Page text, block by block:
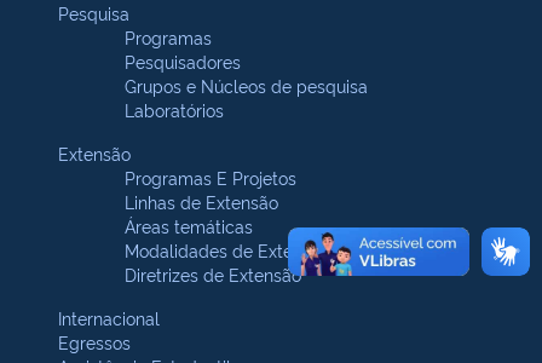
Pesquisa
Programas
Pesquisadores
Grupos e Núcleos de pesquisa
Laboratórios
Extensão
Programas E Projetos
Linhas de Extensão
Áreas temáticas
Modalidades de Extensão
Diretrizes de Extensão
Internacional
Egressos